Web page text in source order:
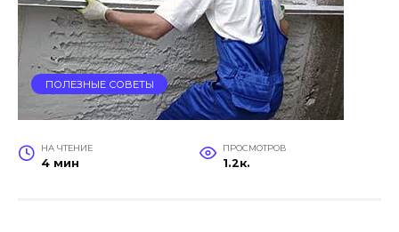
ПОЛЕЗНЫЕ СОВЕТЫ
НА ЧТЕНИЕ
4 мин
ПРОСМОТРОВ
1.2к.